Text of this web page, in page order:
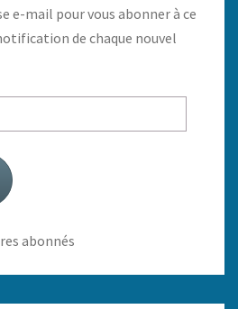
e-mail pour vous abonner à ce
de chaque nouvel
abonnés